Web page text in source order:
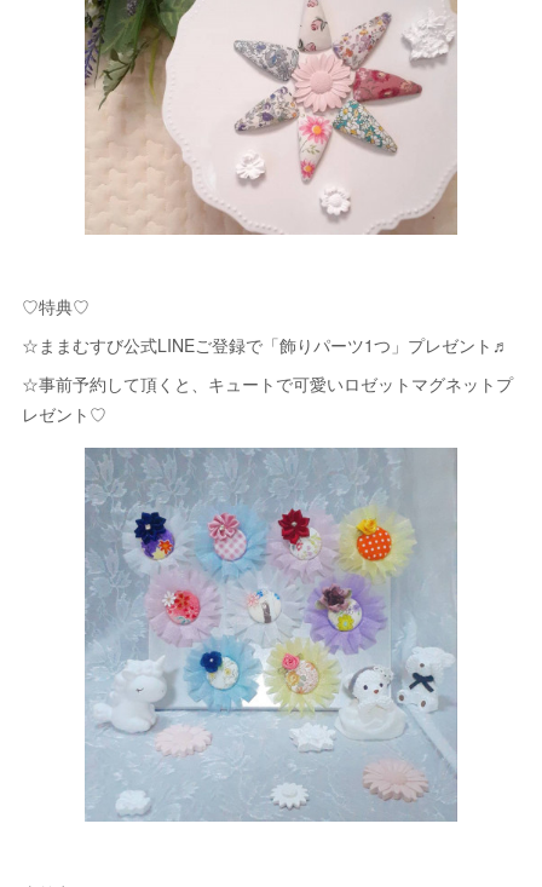
♡特典♡
☆ままむすび公式LINEご登録で「飾りパーツ1つ」プレゼント♬
☆事前予約して頂くと、キュートで可愛いロゼットマグネットプ
レゼント♡